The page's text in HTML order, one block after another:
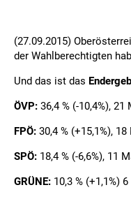
(27.09.2015)
der Wahlberechtigten
Und das ist das
ÖVP: 36,4 % (-10,4%), 21
FPÖ: 30,4 % (+15,1%),
SPÖ: 18,4 % (-6,6%), 11
GRÜNE: 10,3 % (+1,1%)